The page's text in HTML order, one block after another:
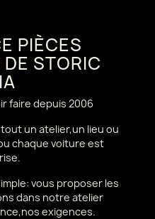
PIÈCES
STORIC
faire depuis 2006
tout un atelier,un lieu ou
chaque voiture est
vous proposer les
dans notre atelier
exigences.